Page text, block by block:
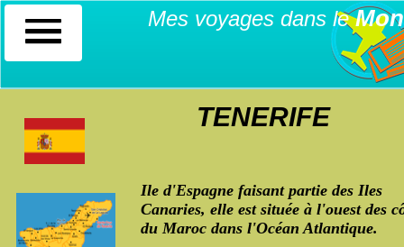
Mes voyages dans le
TENERIFE
Ile d'Espagne faisant partie des Iles
Canaries, elle est située à l'ouest des
du Maroc dans l'Océan Atlantique.